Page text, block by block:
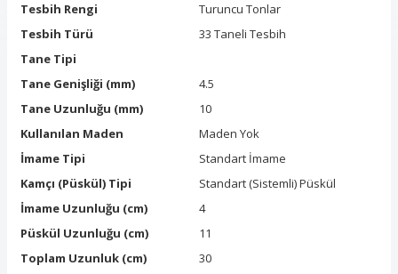
Tesbih Rengi
Turuncu Tonlar
Tesbih Türü
33 Taneli Tesbih
Tane Tipi
Tane Genişliği (mm)
4.5
Tane Uzunluğu (mm)
10
Kullanılan Maden
Maden Yok
İmame Tipi
Standart İmame
Kamçı (Püskül) Tipi
Standart (Sistemli) Püskül
İmame Uzunluğu (cm)
4
Püskül Uzunluğu (cm)
11
Toplam Uzunluk (cm)
30